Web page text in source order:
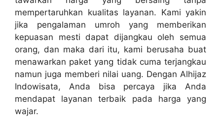
mempertaruhkan kualitas layanan. Kami yakin
jika pengalaman umroh yang memberikan
kepuasan mesti dapat dijangkau oleh semua
orang, dan maka dari itu, kami berusaha buat
menawarkan paket yang tidak cuma terjangkau
namun juga memberi nilai uang. Dengan Alhijaz
Indowisata, Anda bisa percaya jika Anda
mendapat layanan terbaik pada harga yang
wajar.